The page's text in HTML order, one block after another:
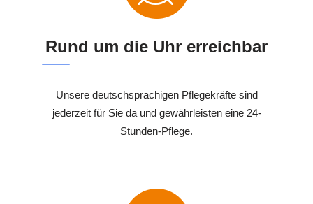
Rund um die Uhr erreichbar
Unsere deutschsprachigen Pflegekräfte sind
jederzeit für Sie da und gewährleisten eine 24-
Stunden-Pflege.